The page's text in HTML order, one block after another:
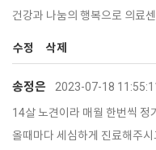
건강과 나눔의 행복으로 의료
수정 삭제
송정은
2023-07-18
14살 노견이라 매월 한번씩 정
올때마다 세심하게 진료해주